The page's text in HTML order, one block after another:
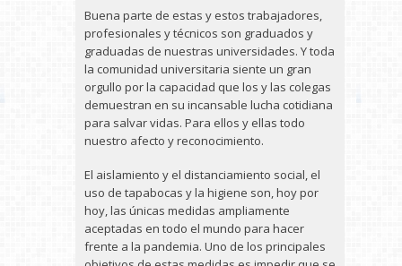
Buena parte de estas y estos trabajadores,
profesionales y técnicos son graduados y
graduadas de nuestras universidades. Y toda
la comunidad universitaria siente un gran
orgullo por la capacidad que los y las colegas
demuestran en su incansable lucha cotidiana
para salvar vidas. Para ellos y ellas todo
nuestro afecto y reconocimiento.
El aislamiento y el distanciamiento social, el
uso de tapabocas y la higiene son, hoy por
hoy, las únicas medidas ampliamente
aceptadas en todo el mundo para hacer
frente a la pandemia. Uno de los principales